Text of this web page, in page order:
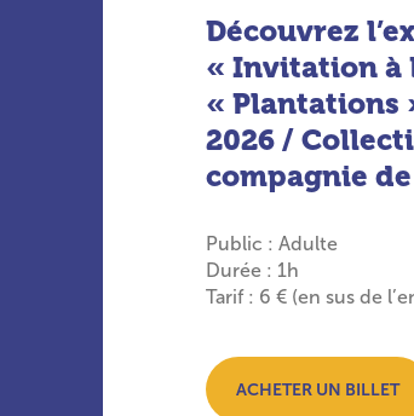
Découvrez
« Invitation à
« Plantations
2026 /
compagnie
Public : Adulte
Durée : 1h
Tarif : 6 € (en sus de
ACHETER UN BILLET